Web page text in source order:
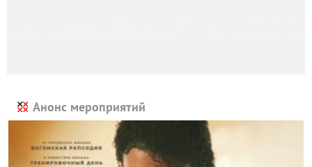
Анонс мероприятий